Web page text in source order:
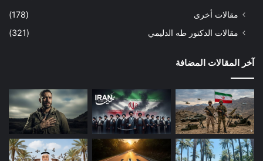
النظرية من ولاية الملوك إلى ولاية الفقهاء. فهي بدعة طارئة على
للشرائط النيابة عن (الإمام المعصوم) في تولي منصب الحكم،
في الخطورة عقيدة وسياسة، هي نظرية (ولاية الفقيه). وأخطر ما
غير معصوم) – صلاحيات المعصوم بكل ما فيها من خيالية وسعة
واستبداد مقنن باسم الشريعة. وهو السبب الحقيقي وراء
الاضطرابات الجارية اليوم في الشارع الإيراني.
ليس سراً أن أقول: إن (ولاية الفقيه) نظرية لم تلق قبولاً عند أغلب
مقالات أخرى
(178)
مقالات الدكتور طه الدليمي
(321)
آخر المقالات المضافة